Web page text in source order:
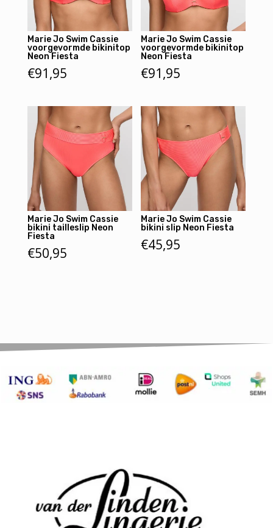
Marie Jo Swim Cassie
voorgevormde bikinitop
Neon Fiesta
€91,95
Marie Jo Swim Cassie
voorgevormde bikinitop
Neon Fiesta
€91,95
Marie Jo Swim Cassie
bikini tailleslip Neon
Fiesta
€50,95
Marie Jo Swim Cassie
bikini slip Neon Fiesta
€45,95